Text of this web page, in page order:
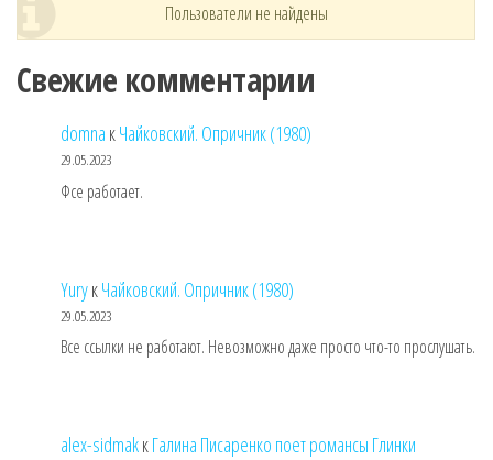
Пользователи не найдены
Свежие комментарии
domna кЧайковский. Опричник (1980)
29.05.2023
Фсе работает.
YuryкЧайковский. Опричник (1980)
29.05.2023
Все ссылки не работают. Невозможно даже просто что-то прослушать.
alex-sidmakкГалина Писаренко поет романсы Глинки